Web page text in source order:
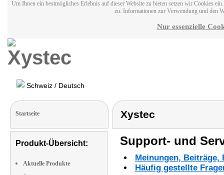
Um Ihnen ein bestmögliches Erlebnis auf dieser Website zu bieten setzen wir Cookies
zu. Informationen zur Verwendung und den
Nur essenzielle
Schweiz / Deutsch
Startseite
Produkt-Übersicht:
Aktuelle Produkte
Xystec
Support- und
Meinungen,
Häufig gestellte